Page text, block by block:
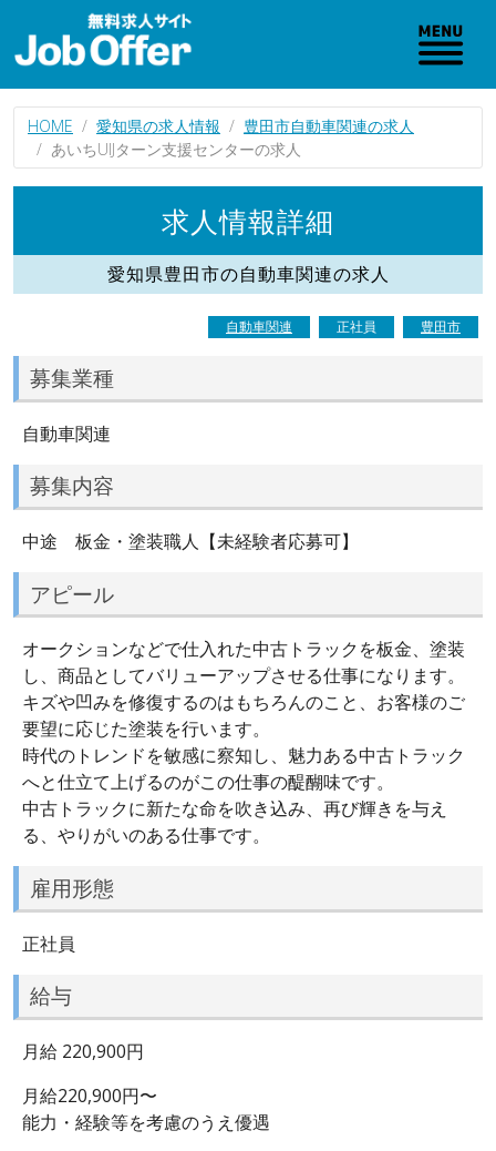
HOME 愛知県の求人情報
豊田市自動車関連の求人
あいちUIJターン支援センターの求人
求人情報詳細
愛知県豊田市の自動車関連の求人
自動車関連 正社員 豊田市
募集業種
自動車関連
募集内容
中途 板金・塗装職人【未経験者応募可】
アピール
オークションなどで仕入れた中古トラックを板金、塗装
し、商品としてバリューアップさせる仕事になります。
キズや凹みを修復するのはもちろんのこと、お客様のご
要望に応じた塗装を行います。
時代のトレンドを敏感に察知し、魅力ある中古トラック
へと仕立て上げるのがこの仕事の醍醐味です。
中古トラックに新たな命を吹き込み、再び輝きを与え
る、やりがいのある仕事です。
雇用形態
正社員
給与
月給 220,900円
月給220,900円〜
能力・経験等を考慮のうえ優遇